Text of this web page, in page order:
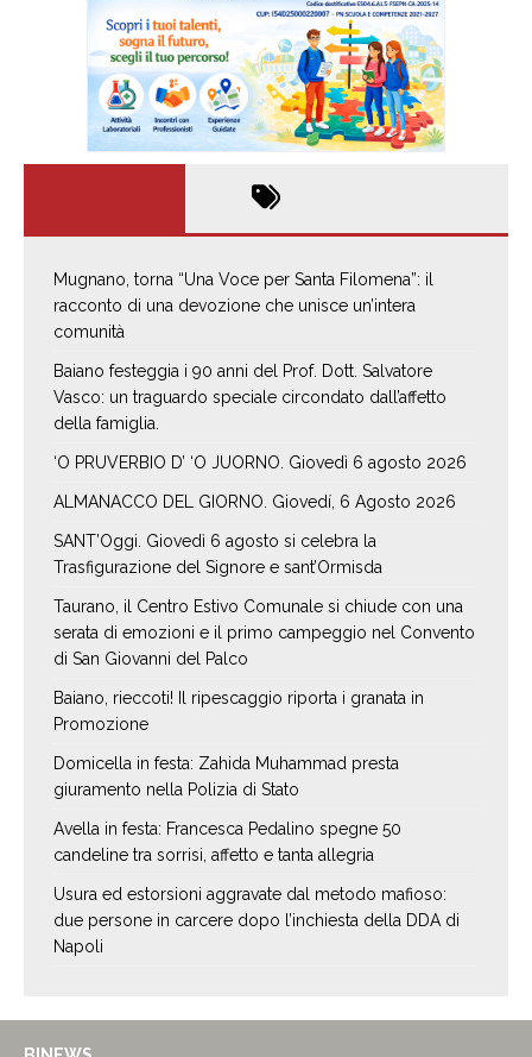
Mugnano, torna “Una Voce per Santa Filomena”: il
racconto di una devozione che unisce un’intera
comunità
Baiano festeggia i 90 anni del Prof. Dott. Salvatore
Vasco: un traguardo speciale circondato dall’affetto
della famiglia.
‘O PRUVERBIO D’ ‘O JUORNO. Giovedì 6 agosto 2026
ALMANACCO DEL GIORNO. Giovedí, 6 Agosto 2026
SANT’Oggi. Giovedì 6 agosto si celebra la
Trasfigurazione del Signore e sant’Ormisda
Taurano, il Centro Estivo Comunale si chiude con una
serata di emozioni e il primo campeggio nel Convento
di San Giovanni del Palco
Baiano, rieccoti! Il ripescaggio riporta i granata in
Promozione
Domicella in festa: Zahida Muhammad presta
giuramento nella Polizia di Stato
Avella in festa: Francesca Pedalino spegne 50
candeline tra sorrisi, affetto e tanta allegria
Usura ed estorsioni aggravate dal metodo mafioso:
due persone in carcere dopo l’inchiesta della DDA di
Napoli